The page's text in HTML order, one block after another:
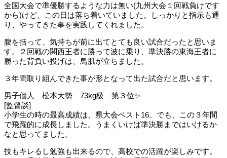
全国大会で準優勝するような力は無い(九州大会１回戦負けです
から)けど、この日は落ち着いていました。しっかりと指示も通
り、やってきた事を実践してくれました。
腹を括って、気持ちが前に出てとても良い試合だったと思いま
す。２回戦の関西王者に勝って波に乗り、準決勝の東海王者に
勝った背負い投げは、鳥肌が立ちました。
３年間取り組んできた事が形となって出た試合だと思います。
男子個人 松本大勢 73kg級 第３位✨
[監督談]
小学生の時の最高成績は、県大会ベスト16。でも、この３年間
で飛躍的に成長しました。うまくいけば準決勝まではいけるか
なと思ってました。
技もキレるし勉強も出来るので、高校での活躍が楽しみです。